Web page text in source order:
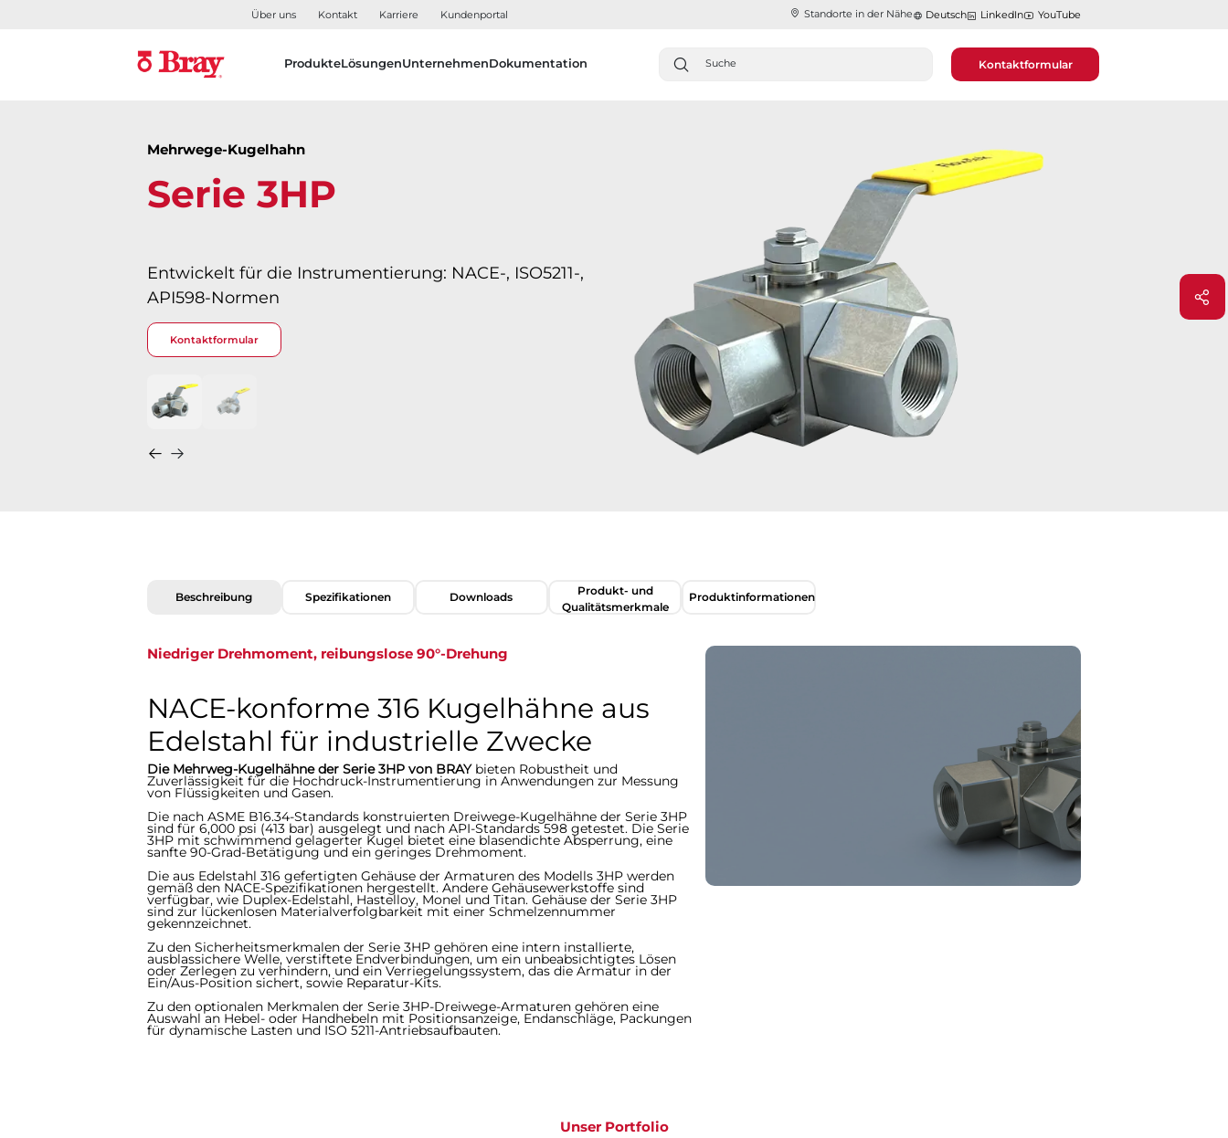
Über uns Kontakt Karriere Kundenportal Standorte in der Nähe​​​​​​​ Deutsch LinkedIn YouTube
ProdukteLösungenUnternehmenDokumentation Kontaktformular
Mehrwege-Kugelhahn
Serie 3HP
Entwickelt für die Instrumentierung: NACE-, ISO5211-,
API598-Normen
Kontaktformular
Beschreibung Spezifikationen Downloads
Produkt- und
Qualitätsmerkmale
Produktinformationen​​​​​​​
Niedriger Drehmoment, reibungslose 90°-Drehung
NACE-konforme 316 Kugelhähne aus
Edelstahl für industrielle Zwecke
Die Mehrweg-Kugelhähne der Serie 3HP von BRAY bieten Robustheit und
Zuverlässigkeit für die Hochdruck-Instrumentierung in Anwendungen zur Messung
von Flüssigkeiten und Gasen.
Die nach ASME B16.34-Standards konstruierten Dreiwege-Kugelhähne der Serie 3HP
sind für 6,000 psi (413 bar) ausgelegt und nach API-Standards 598 getestet.​​​​​​​ Die Serie
3HP mit schwimmend gelagerter Kugel bietet eine blasendichte Absperrung, eine
sanfte 90-Grad-Betätigung und ein geringes Drehmoment.​​​​​​​
Die aus Edelstahl 316 gefertigten Gehäuse der Armaturen des Modells 3HP werden
gemäß den NACE-Spezifikationen hergestellt. Andere Gehäusewerkstoffe sind
verfügbar, wie Duplex-Edelstahl, Hastelloy, Monel und Titan. ​​​​​​​Gehäuse der Serie 3HP
sind zur lückenlosen Materialverfolgbarkeit mit einer Schmelzennummer
gekennzeichnet.
​​​​​​​Zu den Sicherheitsmerkmalen der Serie 3HP gehören eine intern installierte,
ausblassichere Welle, verstiftete Endverbindungen, um ein unbeabsichtigtes Lösen
oder Zerlegen zu verhindern, und ein Verriegelungssystem, das die Armatur in der
Ein/Aus-Position sichert, sowie Reparatur-Kits.
Zu den optionalen Merkmalen der Serie 3HP-Dreiwege-Armaturen gehören eine
Auswahl an Hebel- oder Handhebeln mit Positionsanzeige, Endanschläge, Packungen
für dynamische Lasten und ISO 5211-Antriebsaufbauten.
Unser Portfolio